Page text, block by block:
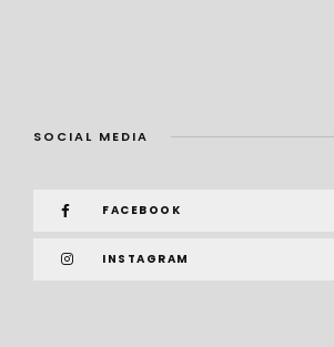
SOCIAL MEDIA
FACEBOOK
INSTAGRAM